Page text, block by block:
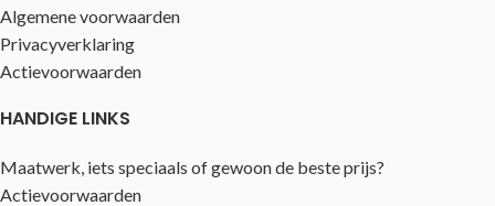
Algemene voorwaarden
Privacyverklaring
Actievoorwaarden
HANDIGE LINKS
Maatwerk, iets speciaals of gewoon de beste prijs?
Actievoorwaarden